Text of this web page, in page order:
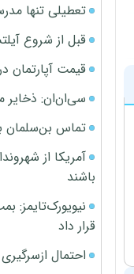
تعطیلی تنها
قبل از شروع
قیمت آپارتمان در منطقه 22
سی‌ان‌ان: ذخایر
تماس بن‌سلمان
آمریکا از
باشند
قرار داد
احتمال